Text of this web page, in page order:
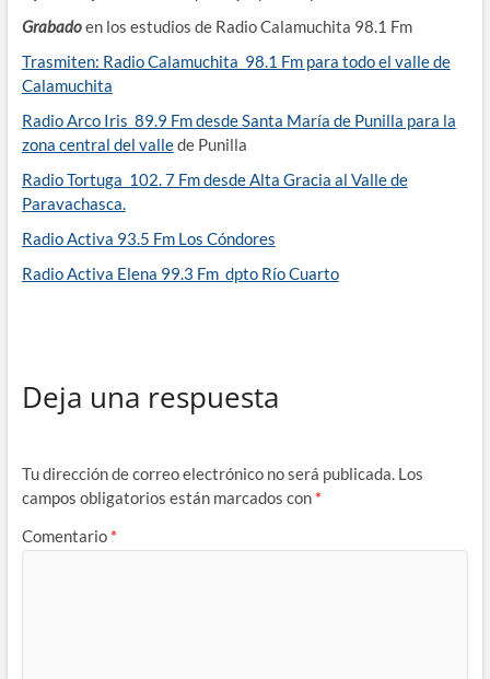
Grabadoen los estudios de Radio Calamuchita 98.1 Fm
Trasmiten: Radio Calamuchita 98.1 Fm para todo el valle de
Calamuchita
Radio Arco Iris 89.9 Fm desde Santa María de Punilla para la
zona central del vallede Punilla
Radio Tortuga 102. 7 Fm desde Alta Gracia al Valle de
Paravachasca.
Radio Activa 93.5 Fm Los Cóndores
Radio Activa Elena 99.3 Fm dpto Río Cuarto
Deja una respuesta
Tu dirección de correo electrónico no será publicada. Los
campos obligatorios están marcados con *
Comentario *